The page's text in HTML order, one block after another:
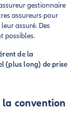
gestionnaire
assureurs pour
assuré. Des
possibles.
de la
(plus long) de prise
convention